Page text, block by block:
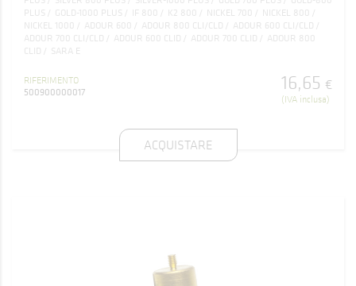
PLUS
GOLD-1000 PLUS IF 800 K2 800 NICKEL 700
NICKEL 800
NICKEL 1000
ADOUR 600 ADOUR 800 CLI/CLD
ADOUR 600 CLI/CLD
ADOUR 700 CLI/CLD
ADOUR 600 CLID ADOUR 700 CLID
ADOUR 800
CLID
SARA E
RIFERIMENTO
500900000017
16,65 €
(IVA inclusa)
ACQUISTARE